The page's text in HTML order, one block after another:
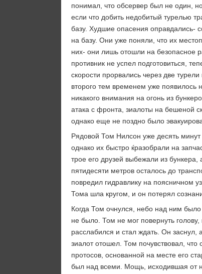
понимал, что обсервер был не один,
если что добить недобитый турелью
базу. Худшие опасения оправдались-
на базу. Они уже поняли, что их
них- они лишь отошли на безопасное
противник не успел подготовиться,
скорости прорвались через две
второго тем временем уже появилось
никакого внимания на огонь из
атака с фронта, зиалоты на бешеной
однако еще не поздно было
Рядовой Том Нилсон уже десять
однако их быстро ќразобрали на
трое его друзей выбежали из
пятидесяти метров осталось до
повредил гидравлику на поясничном
Тома шла кругом, и он потерял
Когда Том очнулся, небо над ним
не было. Том не мог повернуть
расслабился и стал ждать. Он заснул,
зиалот отошел. Том почувствовал,
протосов, основанной на месте его
был над всеми. Мощь, исходившая от